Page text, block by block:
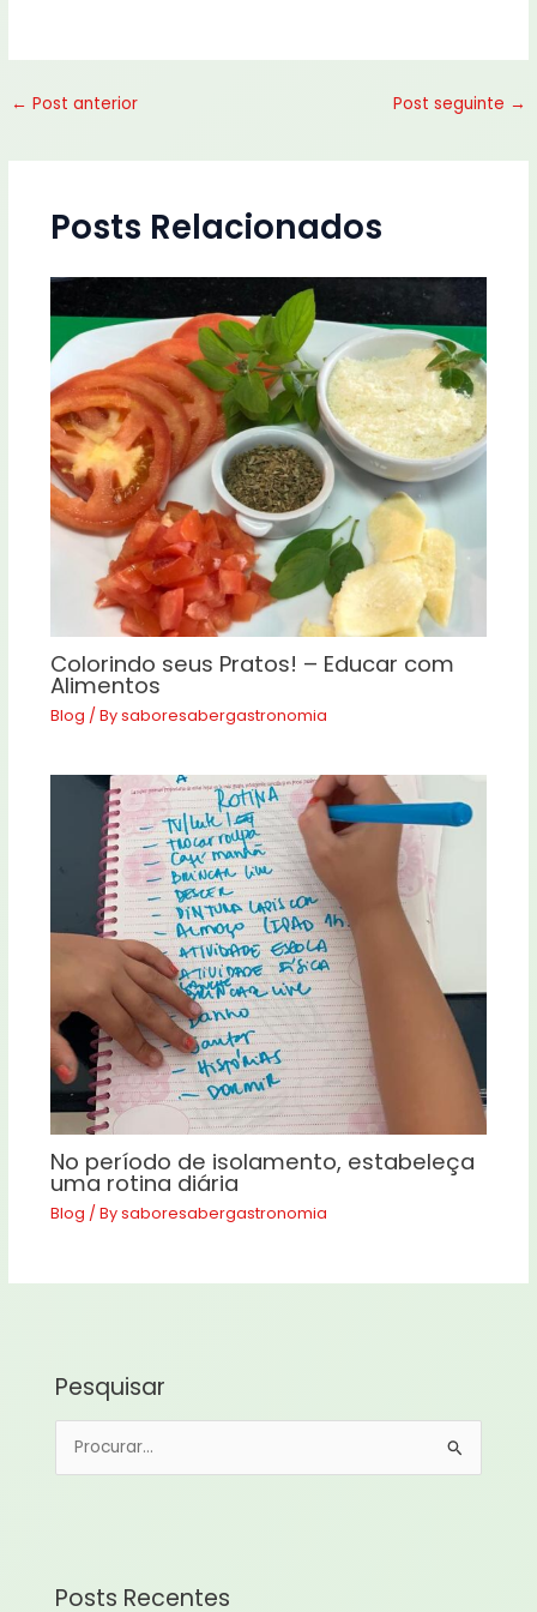
← Post anterior Post seguinte →
Posts Relacionados
Colorindo seus Pratos! – Educar com
Alimentos
Blog / Bysaboresabergastronomia
No período de isolamento, estabeleça
uma rotina diária
Blog / Bysaboresabergastronomia
Pesquisar
Posts Recentes